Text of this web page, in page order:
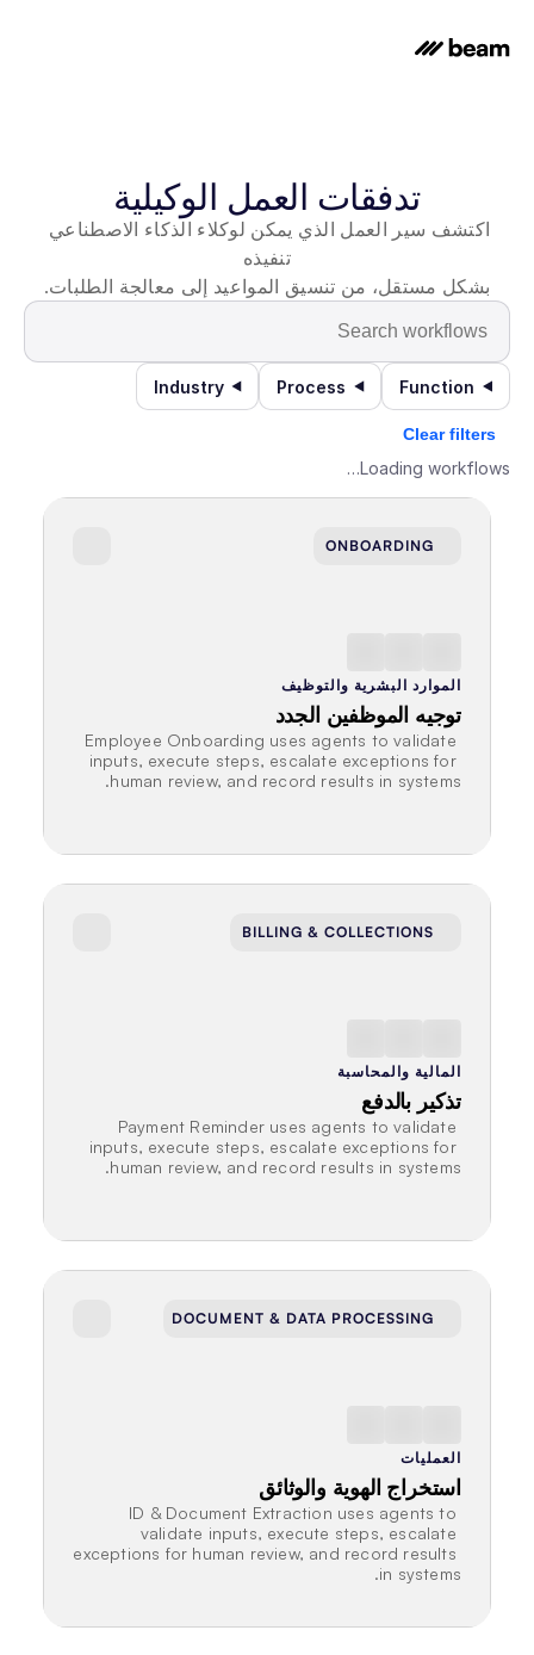
تدفقات العمل الوكيلية
تنفيذه
بشكل مستقل، من تنسيق المواعيد إلى معالجة الطلبات.
Function
Process
Industry
Clear filters
Loading workflows…
ONBOARDING
الموارد البشرية والتوظيف
توجيه الموظفين الجدد
Employee Onboarding uses agents to validate
inputs, execute steps, escalate exceptions for
human review, and record results in systems.
BILLING & COLLECTIONS
المالية والمحاسبة
تذكير بالدفع
Payment Reminder uses agents to validate
inputs, execute steps, escalate exceptions for
human review, and record results in systems.
DOCUMENT & DATA PROCESSING
العمليات
استخراج الهوية والوثائق
ID & Document Extraction uses agents to
validate inputs, execute steps, escalate
exceptions for human review, and record results
in systems.